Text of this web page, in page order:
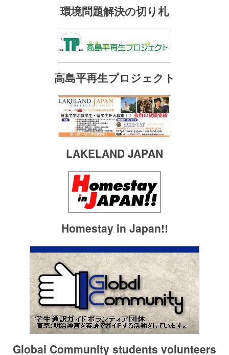
環境問題解決の切り札
高島平再生プロジェクト
LAKELAND JAPAN
Homestay in Japan!!
Global Community students volunteers